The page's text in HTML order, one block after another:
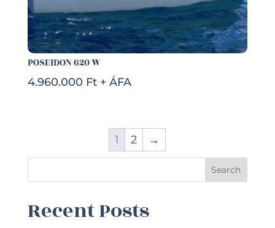
POSEIDON 620 W
4.960.000 Ft + ÁFA
1 2 →
Search
Recent Posts